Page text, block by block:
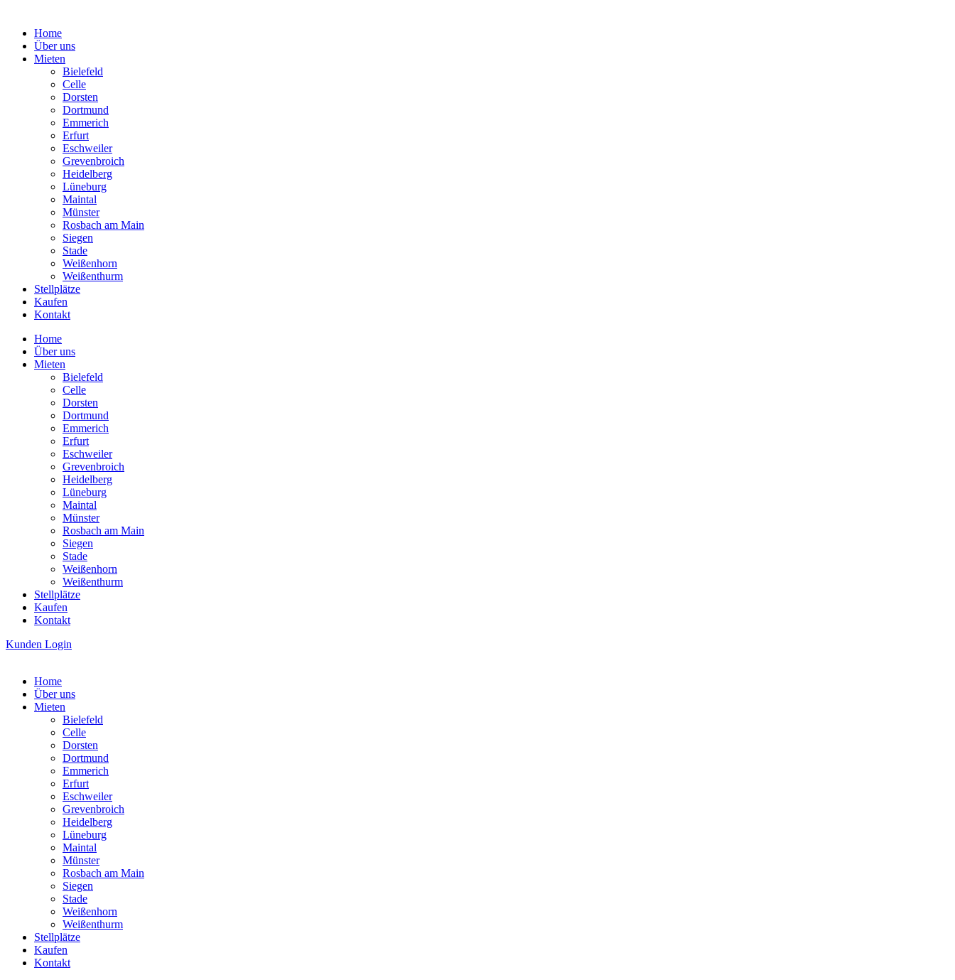
Home
Über uns
Mieten
Bielefeld
Celle
Dorsten
Dortmund
Emmerich
Erfurt
Eschweiler
Grevenbroich
Heidelberg
Lüneburg
Maintal
Münster
Rosbach am Main
Siegen
Stade
Weißenhorn
Weißenthurm
Stellplätze
Kaufen
Kontakt
Home
Über uns
Mieten
Bielefeld
Celle
Dorsten
Dortmund
Emmerich
Erfurt
Eschweiler
Grevenbroich
Heidelberg
Lüneburg
Maintal
Münster
Rosbach am Main
Siegen
Stade
Weißenhorn
Weißenthurm
Stellplätze
Kaufen
Kontakt
Kunden Login
Home
Über uns
Mieten
Bielefeld
Celle
Dorsten
Dortmund
Emmerich
Erfurt
Eschweiler
Grevenbroich
Heidelberg
Lüneburg
Maintal
Münster
Rosbach am Main
Siegen
Stade
Weißenhorn
Weißenthurm
Stellplätze
Kaufen
Kontakt